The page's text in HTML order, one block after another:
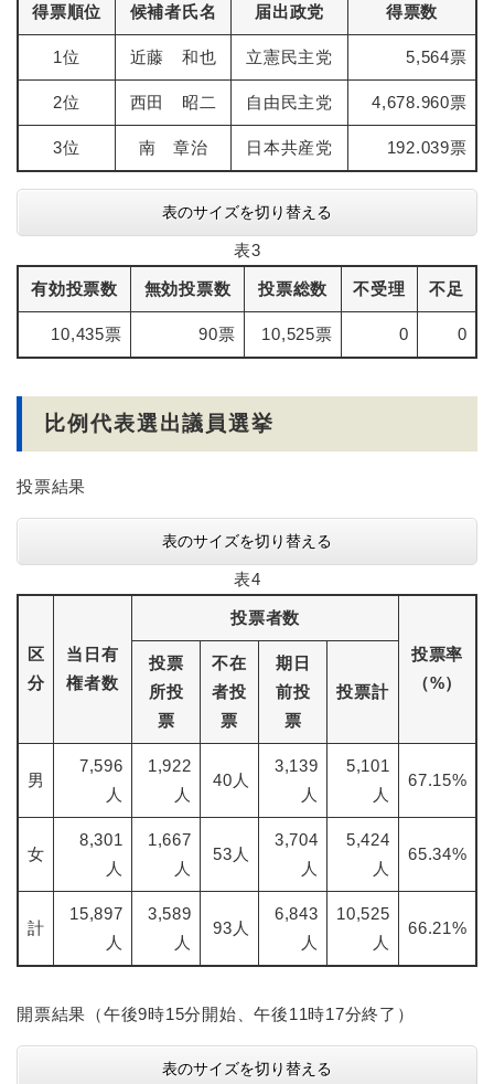
得票順位 候補者氏名 届出政党 得票数
1位 近藤 和也 立憲民主党 5,564票
2位 西田 昭二 自由民主党 4,678.960票
3位 南 章治 日本共産党 192.039票
表のサイズを切り替える
表3
有効投票数 無効投票数 投票総数 不受理 不足
10,435票 90票 10,525票 0 0
比例代表選出議員選挙
投票結果
表のサイズを切り替える
表4
区
分
当日有
権者数
投票者数
投票率
（%）
投票
所投
票
不在
者投
票
期日
前投
票
投票計
男
7,596
人
1,922
人
40人
3,139
人
5,101
人
67.15%
女
8,301
人
1,667
人
53人
3,704
人
5,424
人
65.34%
計
15,897
人
3,589
人
93人
6,843
人
10,525
人
66.21%
開票結果（午後9時15分開始、午後11時17分終了）
表のサイズを切り替える